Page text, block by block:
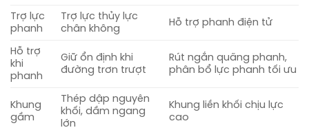
Trợ lực
phanh
Trợ lực thủy lực
chân không
Hỗ trợ phanh điện tử
Hỗ trợ
khi
phanh
Giữ ổn định khi
đường trơn trượt
Rút ngắn quãng phanh,
phân bổ lực phanh tối ưu
Khung
gầm
Thép dập nguyên
khối, dầm ngang
lớn
Khung liền khối chịu lực
cao